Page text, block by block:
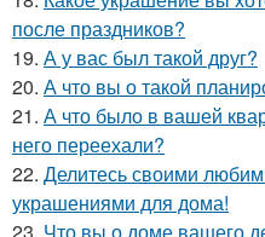
после праздников?
19. А у вас был такой друг?
20. А что вы о такой
21. А что было в вашей
него переехали?
22. Делитесь своими
украшениями для дома!